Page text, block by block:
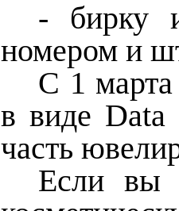
- бирку
номером и
С 1 марта
в виде Data
часть
Если вы